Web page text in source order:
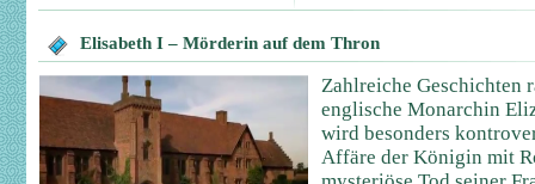
Elisabeth I – Mörderin auf dem Thron
Zahlreiche Geschichten
englische Monarchin
wird besonders
Affäre der Königin mit